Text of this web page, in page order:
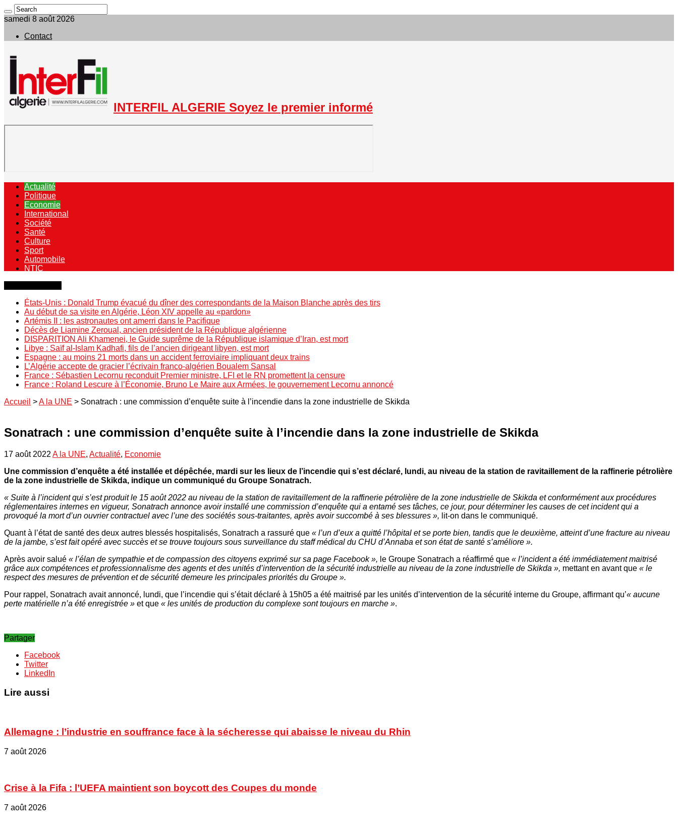
samedi 8 août 2026
Contact
INTERFIL ALGERIE Soyez le premier informé
Actualité
Politique
Economie
International
Société
Santé
Culture
Sport
Automobile
NTIC
États-Unis : Donald Trump évacué du dîner des correspondants de la Maison Blanche après des tirs
Au début de sa visite en Algérie, Léon XIV appelle au «pardon»
Artémis II : les astronautes ont amerri dans le Pacifique
Décès de Liamine Zeroual, ancien président de la République algérienne
DISPARITION Ali Khamenei, le Guide suprême de la République islamique d’Iran, est mort
Libye : Saïf al-Islam Kadhafi, fils de l’ancien dirigeant libyen, est mort
Espagne : au moins 21 morts dans un accident ferroviaire impliquant deux trains
L’Algérie accepte de gracier l’écrivain franco-algérien Boualem Sansal
France : Sébastien Lecornu reconduit Premier ministre, LFI et le RN promettent la censure
France : Roland Lescure à l’Économie, Bruno Le Maire aux Armées, le gouvernement Lecornu annoncé
Accueil >A la UNE > Sonatrach : une commission d’enquête suite à l’incendie dans la zone industrielle de Skikda
Sonatrach : une commission d’enquête suite à l’incendie dans la zone industrielle de Skikda
17 août 2022 A la UNE, Actualité, Economie
Une commission d’enquête a été installée et dépêchée, mardi sur les lieux de l’incendie qui s’est déclaré, lundi, au niveau de la station de ravitaillement de la raffinerie pétrolière
de la zone industrielle de Skikda, indique un communiqué du Groupe Sonatrach.
« Suite à l’incident qui s’est produit le 15 août 2022 au niveau de la station de ravitaillement de la raffinerie pétrolière de la zone industrielle de Skikda et conformément aux procédures
réglementaires internes en vigueur, Sonatrach annonce avoir installé une commission d’enquête qui a entamé ses tâches, ce jour, pour déterminer les causes de cet incident qui a
provoqué la mort d’un ouvrier contractuel avec l’une des sociétés sous-traitantes, après avoir succombé à ses blessures », lit-on dans le communiqué.
Quant à l’état de santé des deux autres blessés hospitalisés, Sonatrach a rassuré que « l’un d’eux a quitté l’hôpital et se porte bien, tandis que le deuxième, atteint d’une fracture au niveau
de la jambe, s’est fait opéré avec succès et se trouve toujours sous surveillance du staff médical du CHU d’Annaba et son état de santé s’améliore ».
Après avoir salué « l’élan de sympathie et de compassion des citoyens exprimé sur sa page Facebook », le Groupe Sonatrach a réaffirmé que « l’incident a été immédiatement maitrisé
grâce aux compétences et professionnalisme des agents et des unités d’intervention de la sécurité industrielle au niveau de la zone industrielle de Skikda », mettant en avant que « le
respect des mesures de prévention et de sécurité demeure les principales priorités du Groupe ».
Pour rappel, Sonatrach avait annoncé, lundi, que l’incendie qui s’était déclaré à 15h05 a été maitrisé par les unités d’intervention de la sécurité interne du Groupe, affirmant qu’« aucune
perte matérielle n’a été enregistrée » et que « les unités de production du complexe sont toujours en marche ».
Partager
Facebook
Twitter
LinkedIn
Lire aussi
Allemagne : l’industrie en souffrance face à la sécheresse qui abaisse le niveau du Rhin
7 août 2026
Crise à la Fifa : l’UEFA maintient son boycott des Coupes du monde
7 août 2026